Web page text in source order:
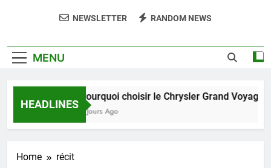
NEWSLETTER RANDOM NEWS
MENU
HEADLINES
Pourquoi choisir le Chrysler Grand
5 Jours Ago
Home récit